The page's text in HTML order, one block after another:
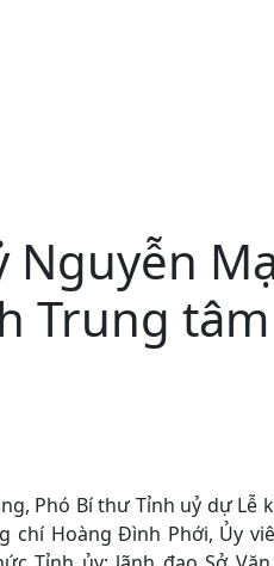
Nguyễn
Trung
Phó Bí thư Tỉnh uỷ dự Lễ
Hoàng Đình Phới, Ủy